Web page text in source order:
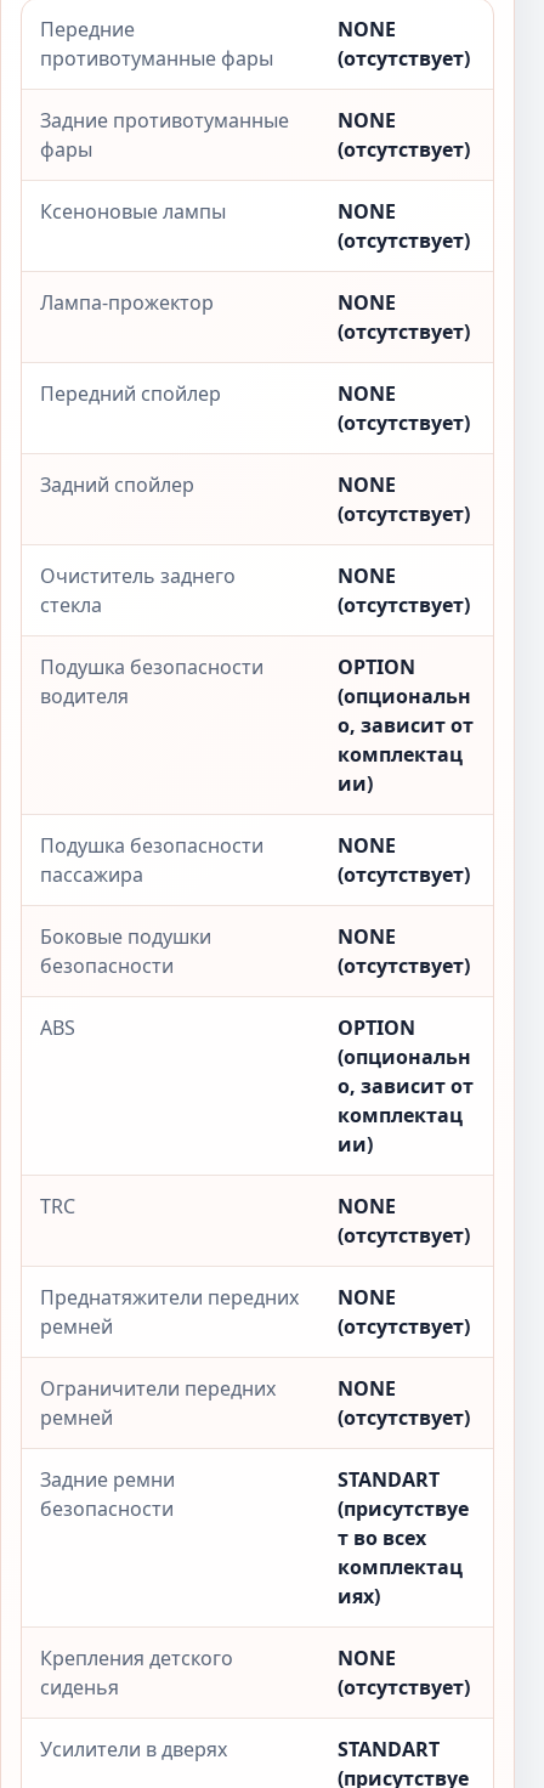
Передние
противотуманные фары
NONE
(отсутствует)
Задние противотуманные
фары
NONE
(отсутствует)
Ксеноновые лампы
NONE
(отсутствует)
Лампа-прожектор
NONE
(отсутствует)
Передний спойлер
NONE
(отсутствует)
Задний спойлер
NONE
(отсутствует)
Очиститель заднего
стекла
NONE
(отсутствует)
Подушка безопасности
водителя
OPTION
(опциональн
о, зависит от
комплектац
ии)
Подушка безопасности
пассажира
NONE
(отсутствует)
Боковые подушки
безопасности
NONE
(отсутствует)
ABS
OPTION
(опциональн
о, зависит от
комплектац
ии)
TRC
NONE
(отсутствует)
Преднатяжители передних
ремней
NONE
(отсутствует)
Ограничители передних
ремней
NONE
(отсутствует)
Задние ремни
безопасности
STANDART
(присутствуе
т во всех
комплектац
иях)
Крепления детского
сиденья
NONE
(отсутствует)
Усилители в дверях
STANDART
(присутствуе